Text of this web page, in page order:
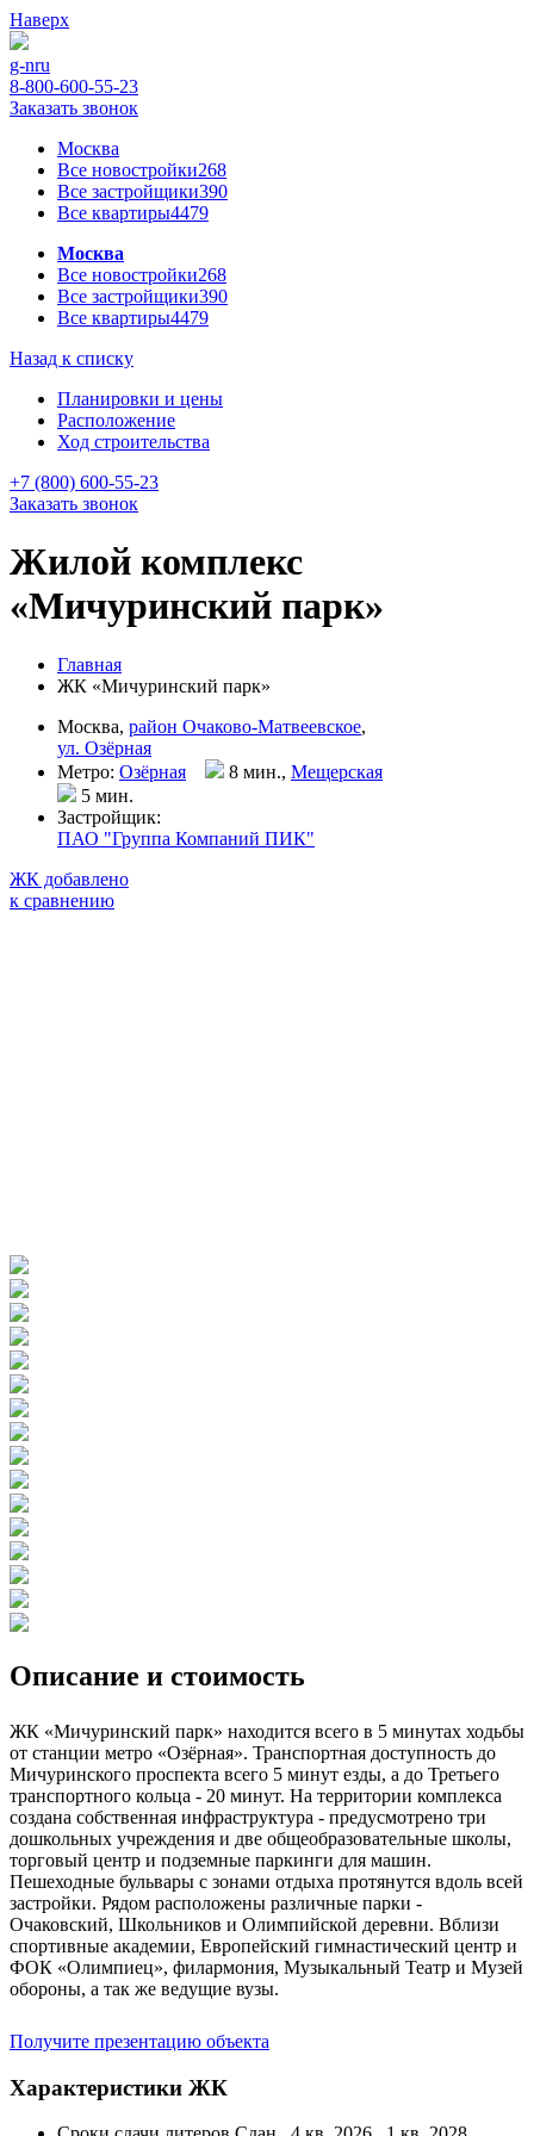
Наверх
g-nru
8-800-600-55-23
Заказать звонок
Москва
Все новостройки268
Все застройщики390
Все квартиры4479
Москва
Все новостройки268
Все застройщики390
Все квартиры4479
Назад к списку
Планировки и цены
Расположение
Ход строительства
+7 (800) 600-55-23
Заказать звонок
Жилой комплекс
«Мичуринский парк»
Главная
ЖК «Мичуринский парк»
Москва, район Очаково-Матвеевское,
ул. Озёрная
Метро: Озёрная 8 мин., Мещерская
5 мин.
Застройщик:
ПАО "Группа Компаний ПИК"
ЖК добавлено
к сравнению
Описание и стоимость
ЖК «Мичуринский парк» находится всего в 5 минутах ходьбы
от станции метро «Озёрная». Транспортная доступность до
Мичуринского проспекта всего 5 минут езды, а до Третьего
транспортного кольца - 20 минут. На территории комплекса
создана собственная инфраструктура - предусмотрено три
дошкольных учреждения и две общеобразовательные школы,
торговый центр и подземные паркинги для машин.
Пешеходные бульвары с зонами отдыха протянутся вдоль всей
застройки. Рядом расположены различные парки -
Очаковский, Школьников и Олимпийской деревни. Вблизи
спортивные академии, Европейский гимнастический центр и
ФОК «Олимпиец», филармония, Музыкальный Театр и Музей
обороны, а так же ведущие вузы.
Получите презентацию объекта
Характеристики ЖК